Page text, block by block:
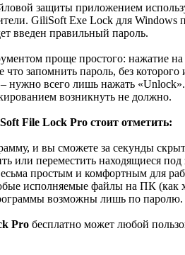
защиты приложением
GiliSoft Exe Lock для Windows
введен правильный пароль.
проще простого: нажатие
что запомнить пароль, без
нужно всего лишь нажать
возникнуть не должно.
File Lock Pro стоит отметить:
и вы сможете за секунды
или переместить находящиеся
простым и комфортным для
исполняемые файлы на ПК (как
возможны лишь по паролю.
Pro бесплатно может любой